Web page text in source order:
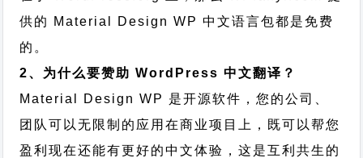
供的 Material Design WP 中文语言包都是免费
的。
2、为什么要赞助 WordPress 中文翻译？
Material Design WP 是开源软件，您的公司、
团队可以无限制的应用在商业项目上，既可以帮您
盈利现在还能有更好的中文体验，这是互利共生的